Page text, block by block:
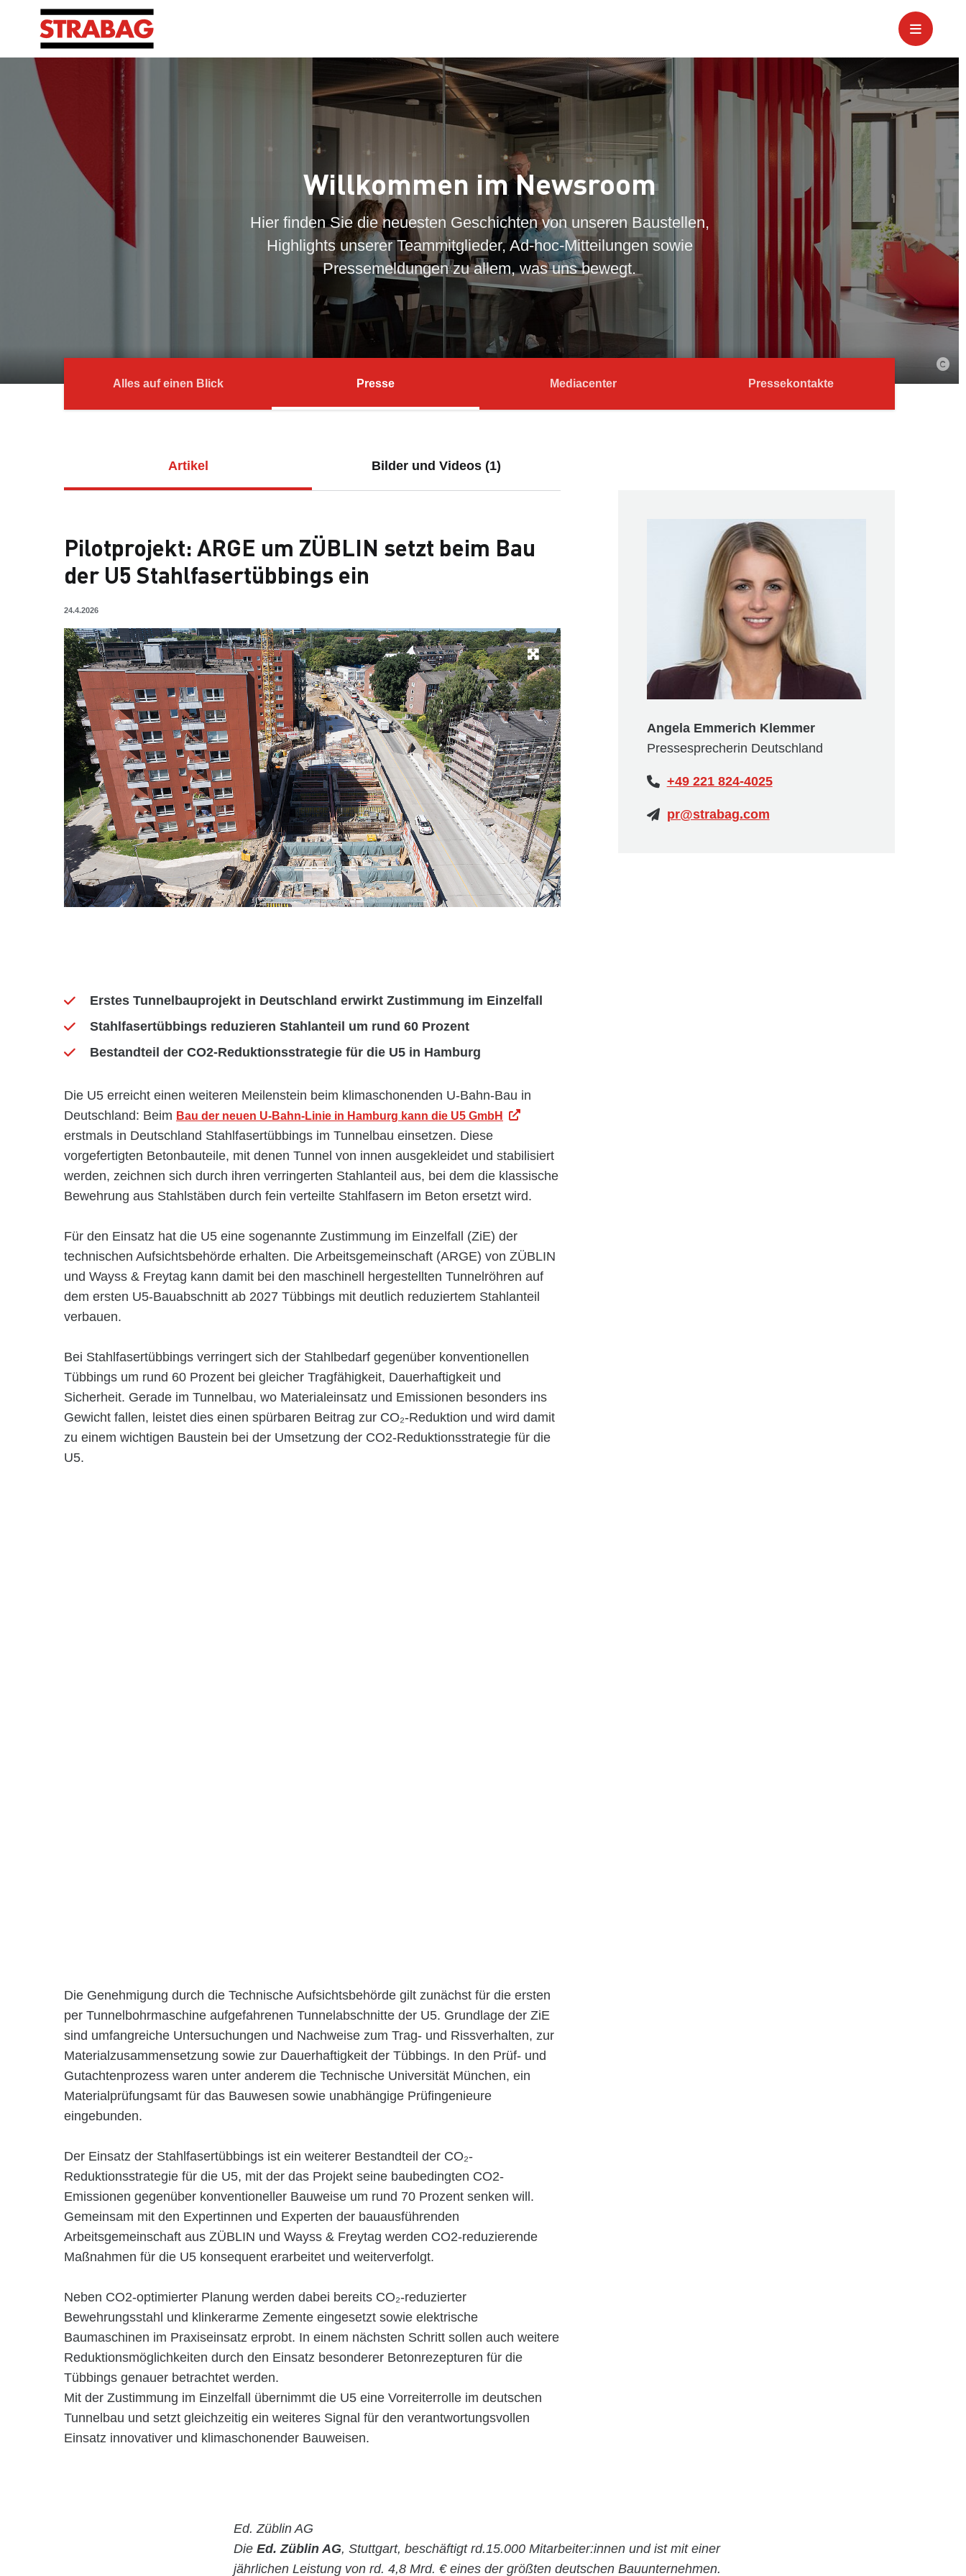
Willkommen im Newsroom
Hier finden Sie die neuesten Geschichten von unseren Baustellen,
Highlights unserer Teammitglieder, Ad-hoc-Mitteilungen sowie
Pressemeldungen zu allem, was uns bewegt.
Alles auf einen Blick Presse Mediacenter Pressekontakte
Artikel Bilder und Videos (1)
Pilotprojekt: ARGE um ZÜBLIN setzt beim Bau
der U5 Stahlfasertübbings ein
24.4.2026
Erstes Tunnelbauprojekt in Deutschland erwirkt Zustimmung im Einzelfall
Stahlfasertübbings reduzieren Stahlanteil um rund 60 Prozent
Bestandteil der CO2-Reduktionsstrategie für die U5 in Hamburg
Die U5 erreicht einen weiteren Meilenstein beim klimaschonenden U-Bahn-Bau in
Deutschland: Beim Bau der neuen U-Bahn-Linie in Hamburg kann die U5 GmbH
erstmals in Deutschland Stahlfasertübbings im Tunnelbau einsetzen. Diese
vorgefertigten Betonbauteile, mit denen Tunnel von innen ausgekleidet und stabilisiert
werden, zeichnen sich durch ihren verringerten Stahlanteil aus, bei dem die klassische
Bewehrung aus Stahlstäben durch fein verteilte Stahlfasern im Beton ersetzt wird.
Für den Einsatz hat die U5 eine sogenannte Zustimmung im Einzelfall (ZiE) der
technischen Aufsichtsbehörde erhalten. Die Arbeitsgemeinschaft (ARGE) von ZÜBLIN
und Wayss & Freytag kann damit bei den maschinell hergestellten Tunnelröhren auf
dem ersten U5-Bauabschnitt ab 2027 Tübbings mit deutlich reduziertem Stahlanteil
verbauen.
Bei Stahlfasertübbings verringert sich der Stahlbedarf gegenüber konventionellen
Tübbings um rund 60 Prozent bei gleicher Tragfähigkeit, Dauerhaftigkeit und
Sicherheit. Gerade im Tunnelbau, wo Materialeinsatz und Emissionen besonders ins
Gewicht fallen, leistet dies einen spürbaren Beitrag zur CO₂-Reduktion und wird damit
zu einem wichtigen Baustein bei der Umsetzung der CO2-Reduktionsstrategie für die
U5.
Die Genehmigung durch die Technische Aufsichtsbehörde gilt zunächst für die ersten
per Tunnelbohrmaschine aufgefahrenen Tunnelabschnitte der U5. Grundlage der ZiE
sind umfangreiche Untersuchungen und Nachweise zum Trag- und Rissverhalten, zur
Materialzusammensetzung sowie zur Dauerhaftigkeit der Tübbings. In den Prüf- und
Gutachtenprozess waren unter anderem die Technische Universität München, ein
Materialprüfungsamt für das Bauwesen sowie unabhängige Prüfingenieure
eingebunden.
Der Einsatz der Stahlfasertübbings ist ein weiterer Bestandteil der CO₂-
Reduktionsstrategie für die U5, mit der das Projekt seine baubedingten CO2-
Emissionen gegenüber konventioneller Bauweise um rund 70 Prozent senken will.
Gemeinsam mit den Expertinnen und Experten der bauausführenden
Arbeitsgemeinschaft aus ZÜBLIN und Wayss & Freytag werden CO2-reduzierende
Maßnahmen für die U5 konsequent erarbeitet und weiterverfolgt.
Neben CO2-optimierter Planung werden dabei bereits CO₂-reduzierter
Bewehrungsstahl und klinkerarme Zemente eingesetzt sowie elektrische
Baumaschinen im Praxiseinsatz erprobt. In einem nächsten Schritt sollen auch weitere
Reduktionsmöglichkeiten durch den Einsatz besonderer Betonrezepturen für die
Tübbings genauer betrachtet werden.
Mit der Zustimmung im Einzelfall übernimmt die U5 eine Vorreiterrolle im deutschen
Tunnelbau und setzt gleichzeitig ein weiteres Signal für den verantwortungsvollen
Einsatz innovativer und klimaschonender Bauweisen.
Angela Emmerich Klemmer
Pressesprecherin Deutschland
+49 221 824-4025
pr@strabag.com
Ed. Züblin AG
Die Ed. Züblin AG, Stuttgart, beschäftigt rd.15.000 Mitarbeiter:innen und ist mit einer
jährlichen Leistung von rd. 4,8 Mrd. € eines der größten deutschen Bauunternehmen.